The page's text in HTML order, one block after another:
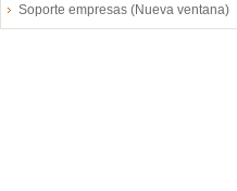
Soporte empresas (Nueva ventana)